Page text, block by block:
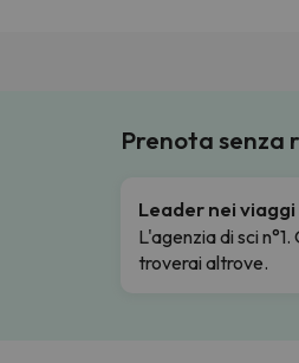
Prenota senza
Leader nei viaggi
L'agenzia di sci
troverai altrove.